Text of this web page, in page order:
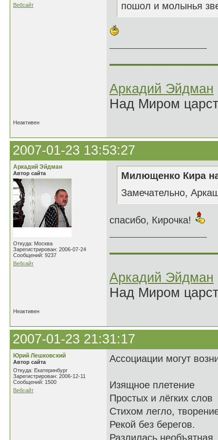
Вебсайт
пошол и молынья
Аркадий Эйдман
Над Миром
Неактивен
2007-01-23 13:53:27
Аркадий Эйдман
Автор сайта
Откуда: Москва
Зарегистрирован: 2006-07-24
Сообщений: 9237
Вебсайт
Милющенко Кира
Замечательно,
спасибо, Кирочка!
Аркадий Эйдман
Над Миром
Неактивен
2007-01-23 21:31:17
Юрий Лешковский
Автор сайта
Откуда: Екатеринбург
Зарегистрирован: 2006-12-11
Сообщений: 1500
Вебсайт
Ассоциации могут
Изящное плетение
Простых и лёгких слов
Стихом легло,
Рекой без берегов.
Разлилась необъятная